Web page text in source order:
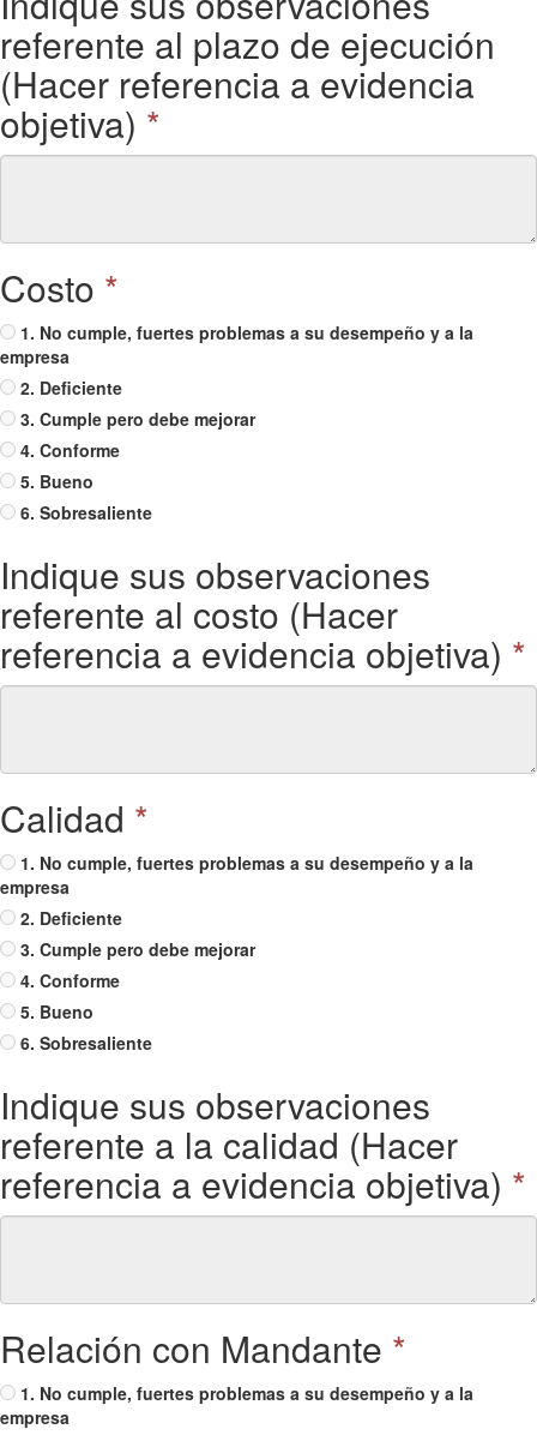
referente al plazo de ejecución
(Hacer referencia a evidencia
objetiva) *
Costo *
1. No cumple, fuertes problemas a su desempeño y a la
empresa
2. Deficiente
3. Cumple pero debe mejorar
4. Conforme
5. Bueno
6. Sobresaliente
Indique sus observaciones
referente al costo (Hacer
referencia a evidencia objetiva) *
Calidad *
1. No cumple, fuertes problemas a su desempeño y a la
empresa
2. Deficiente
3. Cumple pero debe mejorar
4. Conforme
5. Bueno
6. Sobresaliente
Indique sus observaciones
referente a la calidad (Hacer
referencia a evidencia objetiva) *
Relación con Mandante *
1. No cumple, fuertes problemas a su desempeño y a la
empresa